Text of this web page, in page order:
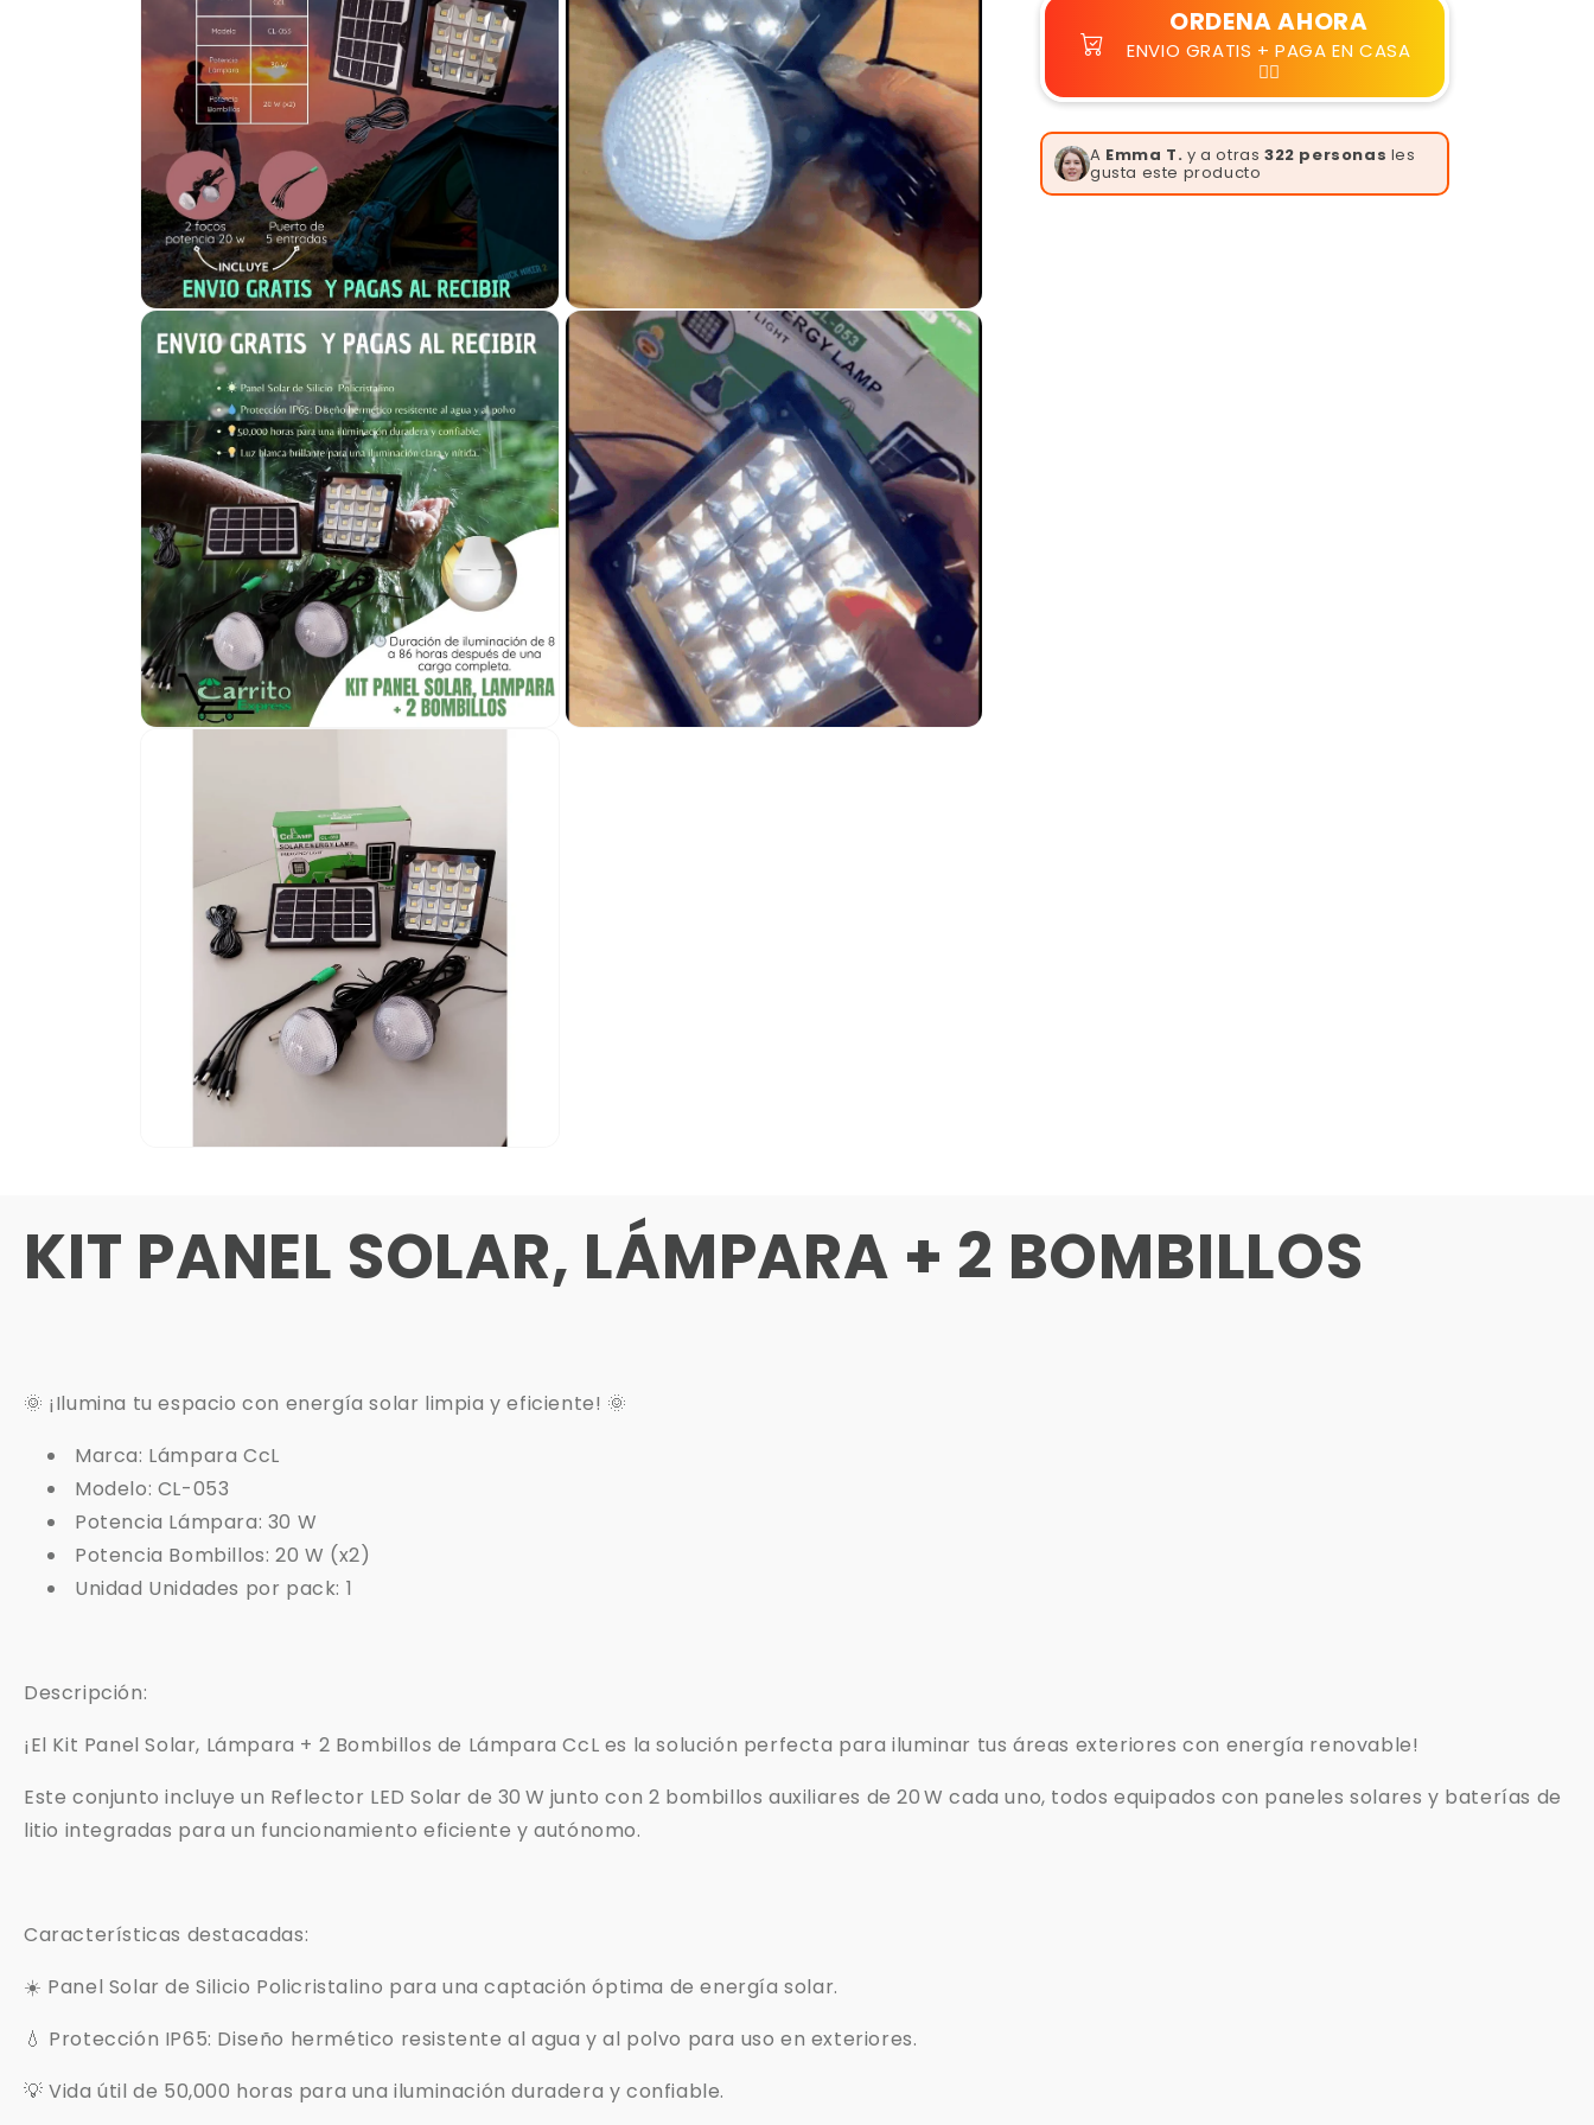
ORDENA AHORA
ENVIO GRATIS + PAGA EN CASA
👆🏻
A Emma T. y a otras322 personas les
gusta este producto
KIT PANEL SOLAR, LÁMPARA + 2 BOMBILLOS
🌞 ¡Ilumina tu espacio con energía solar limpia y eficiente! 🌞
Marca: Lámpara CcL
Modelo: CL-053
Potencia Lámpara: 30 W
Potencia Bombillos: 20 W (x2)
Unidad Unidades por pack: 1
Descripción:
¡El Kit Panel Solar, Lámpara + 2 Bombillos de Lámpara CcL es la solución perfecta para iluminar tus áreas exteriores con energía renovable!
Este conjunto incluye un Reflector LED Solar de 30 W junto con 2 bombillos auxiliares de 20 W cada uno, todos equipados con paneles solares y baterías de
litio integradas para un funcionamiento eficiente y autónomo.
Características destacadas:
☀️ Panel Solar de Silicio Policristalino para una captación óptima de energía solar.
💧 Protección IP65: Diseño hermético resistente al agua y al polvo para uso en exteriores.
💡 Vida útil de 50,000 horas para una iluminación duradera y confiable.